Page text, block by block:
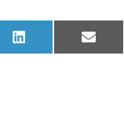
LinkedIn